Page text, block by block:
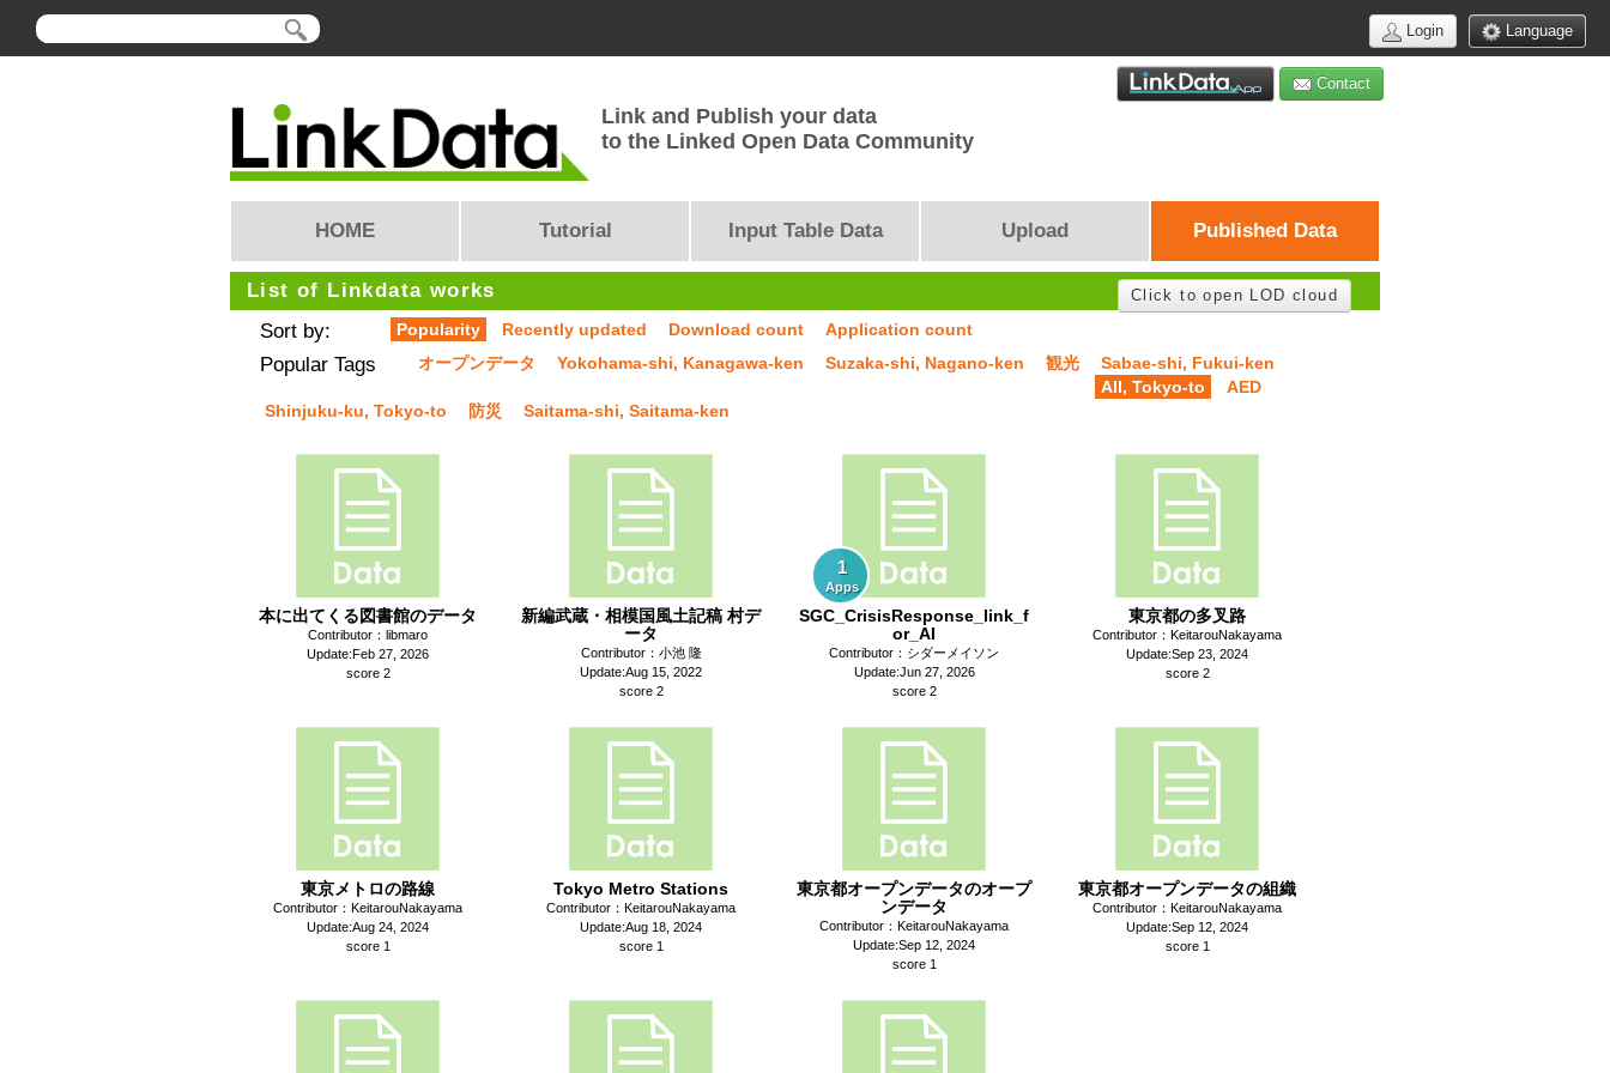
Language
Login
Contact
Link and Publish your data
to the Linked Open Data Community
HOME Tutorial Input Table Data Upload Published Data
List of Linkdata works Click to open LOD cloud
Sort by: Popularity Recently updated Download count Application count
Popular Tags オープンデータ Yokohama-shi, Kanagawa-ken Suzaka-shi, Nagano-ken 観光
Sabae-shi, Fukui-ken
All, Tokyo-to
AED
Shinjuku-ku, Tokyo-to
防災 Saitama-shi, Saitama-ken
本に出てくる図書館のデータ
Contributor：libmaro
Update:Feb 27, 2026
score 2
新編武蔵・相模国風土記稿 村デ
ータ
Contributor：小池 隆
Update:Aug 15, 2022
score 2
1
Apps
SGC_CrisisResponse_link_f
or_AI
Contributor：シダーメイソン
Update:Jun 27, 2026
score 2
東京都の多叉路
Contributor：KeitarouNakayama
Update:Sep 23, 2024
score 2
東京メトロの路線
Contributor：KeitarouNakayama
Update:Aug 24, 2024
score 1
Tokyo Metro Stations
Contributor：KeitarouNakayama
Update:Aug 18, 2024
score 1
東京都オープンデータのオープ
ンデータ
Contributor：KeitarouNakayama
Update:Sep 12, 2024
score 1
東京都オープンデータの組織
Contributor：KeitarouNakayama
Update:Sep 12, 2024
score 1